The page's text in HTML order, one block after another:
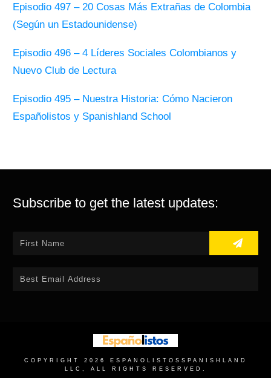
Episodio 497 – 20 Cosas Más Extrañas de Colombia
(Según un Estadounidense)
Episodio 496 – 4 Líderes Sociales Colombianos y
Nuevo Club de Lectura
Episodio 495 – Nuestra Historia: Cómo Nacieron
Españolistos y Spanishland School
Subscribe to get the latest updates:
COPYRIGHT 2026 ESPANOLISTOS SPANISHLAND
LLC, ALL RIGHTS RESERVED.